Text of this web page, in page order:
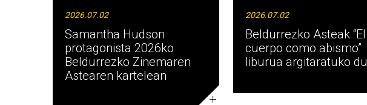
2026.07.02
Samantha Hudson
protagonista 2026ko
Beldurrezko Zinemaren
Astearen kartelean
2026.07.02
Beldurrezko Asteak “El
cuerpo como abismo”
liburua argitaratuko du